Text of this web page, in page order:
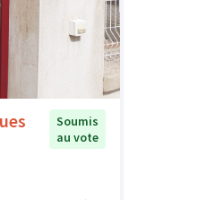
Soumis
au vote